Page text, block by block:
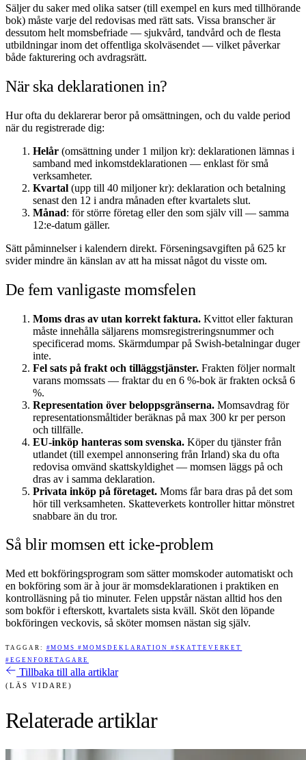
Säljer du saker med olika satser (till exempel en kurs med tillhörande
bok) måste varje del redovisas med rätt sats. Vissa branscher är
dessutom helt momsbefriade — sjukvård, tandvård och de flesta
utbildningar inom det offentliga skolväsendet — vilket påverkar
både fakturering och avdragsrätt.
När ska deklarationen in?
Hur ofta du deklarerar beror på omsättningen, och du valde period
när du registrerade dig:
Helår (omsättning under 1 miljon kr): deklarationen lämnas i
samband med inkomstdeklarationen — enklast för små
verksamheter.
Kvartal (upp till 40 miljoner kr): deklaration och betalning
senast den 12 i andra månaden efter kvartalets slut.
Månad: för större företag eller den som själv vill — samma
12:e-datum gäller.
Sätt påminnelser i kalendern direkt. Förseningsavgiften på 625 kr
svider mindre än känslan av att ha missat något du visste om.
De fem vanligaste momsfelen
Moms dras av utan korrekt faktura. Kvittot eller fakturan
måste innehålla säljarens momsregistreringsnummer och
specificerad moms. Skärmdumpar på Swish-betalningar duger
inte.
Fel sats på frakt och tilläggstjänster. Frakten följer normalt
varans momssats — fraktar du en 6 %-bok är frakten också 6
%.
Representation över beloppsgränserna. Momsavdrag för
representationsmåltider beräknas på max 300 kr per person
och tillfälle.
EU-inköp hanteras som svenska. Köper du tjänster från
utlandet (till exempel annonsering från Irland) ska du ofta
redovisa omvänd skattskyldighet — momsen läggs på och
dras av i samma deklaration.
Privata inköp på företaget. Moms får bara dras på det som
hör till verksamheten. Skatteverkets kontroller hittar mönstret
snabbare än du tror.
Så blir momsen ett icke-problem
Med ett bokföringsprogram som sätter momskoder automatiskt och
en bokföring som är à jour är momsdeklarationen i praktiken en
kontrolläsning på tio minuter. Felen uppstår nästan alltid hos den
som bokför i efterskott, kvartalets sista kväll. Sköt den löpande
bokföringen veckovis, så sköter momsen nästan sig själv.
TAGGAR: #MOMS#MOMSDEKLARATION#SKATTEVERKET
#EGENFORETAGARE
Tillbaka till alla artiklar
(LÄS VIDARE)
Relaterade artiklar